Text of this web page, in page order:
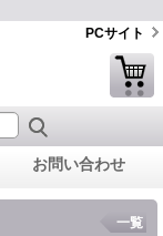
PCサイト
お問い合わせ
一覧